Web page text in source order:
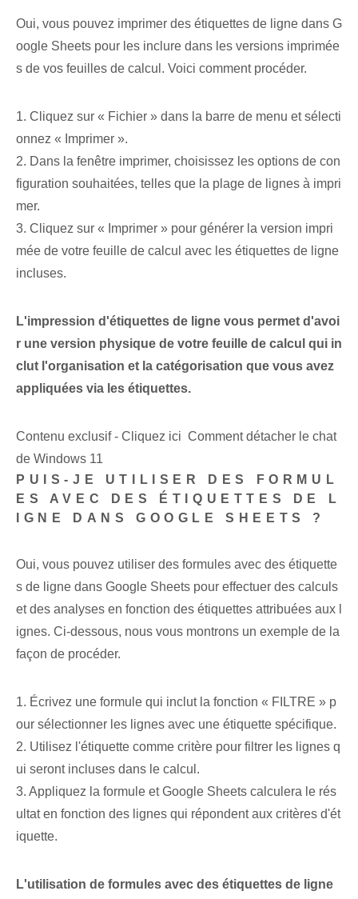
Oui, vous pouvez imprimer des étiquettes de ligne dans G
oogle Sheets pour les inclure dans les versions imprimée
s de vos feuilles de calcul. Voici comment procéder.
1. Cliquez sur « Fichier » dans la barre de menu et sélecti
onnez « Imprimer ».
2.​ Dans la fenêtre ⁤imprimer, choisissez les options de con
figuration souhaitées, telles que la plage‌ de lignes à​ impri
mer.
3. Cliquez sur « Imprimer »⁣ pour ⁤générer la version impri
mée de votre⁣ feuille de calcul avec les étiquettes de ligne
incluses.
L'impression d'étiquettes de ligne⁤ vous permet d'avoi
r une version physique de votre feuille de calcul qui in
clut l'organisation et la catégorisation que vous avez
appliquées via les étiquettes.
Contenu exclusif - Cliquez ici Comment détacher le chat
de Windows 11
PUIS-JE UTILISER DES FORMUL
ES AVEC DES ÉTIQUETTES DE L
IGNE DANS GOOGLE SHEETS ?
Oui, vous pouvez utiliser des formules avec des étiquette
s de ligne dans Google Sheets pour effectuer des calculs
et des analyses en fonction des étiquettes attribuées aux l
ignes. Ci-dessous, nous vous montrons un exemple de la
façon de procéder.
1. Écrivez une formule qui inclut la fonction « FILTRE » p
our sélectionner les lignes ⁤avec une étiquette spécifique.
2. Utilisez l'étiquette comme critère pour filtrer les lignes q
ui seront incluses dans le calcul.
3. Appliquez la formule et Google Sheets calculera le rés
ultat en fonction des lignes qui répondent aux critères d'ét
iquette.
L'utilisation de formules avec des étiquettes de ligne